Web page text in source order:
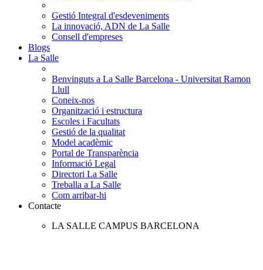
Gestió Integral d'esdeveniments
La innovació, ADN de La Salle
Consell d'empreses
Blogs
La Salle
Benvinguts a La Salle Barcelona - Universitat Ramon
Llull
Coneix-nos
Organització i estructura
Escoles i Facultats
Gestió de la qualitat
Model acadèmic
Portal de Transparència
Informació Legal
Directori La Salle
Treballa a La Salle
Com arribar-hi
Contacte
LA SALLE CAMPUS BARCELONA